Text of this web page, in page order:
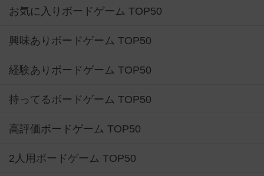
お気に入りボードゲーム TOP50
興味ありボードゲーム TOP50
経験ありボードゲーム TOP50
持ってるボードゲーム TOP50
高評価ボードゲーム TOP50
2人用ボードゲーム TOP50